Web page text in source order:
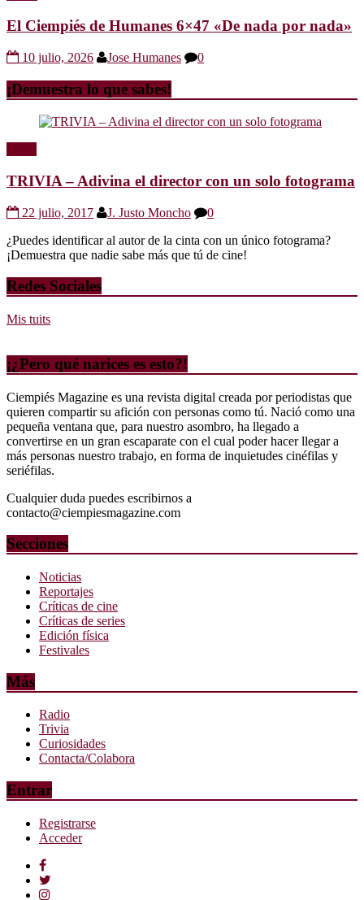
El Ciempiés de Humanes 6×47 «De nada por nada»
10 julio, 2026 Jose Humanes 0
¡Demuestra lo que sabes!
TRIVIA – Adivina el director con un solo fotograma
22 julio, 2017 J. Justo Moncho
0
¿Puedes identificar al autor de la cinta con un único fotograma?
¡Demuestra que nadie sabe más que tú de cine!
Redes Sociales
Mis tuits
¡¿Pero qué narices es esto?!
Ciempiés Magazine es una revista digital creada por periodistas que
quieren compartir su afición con personas como tú. Nació como una
pequeña ventana que, para nuestro asombro, ha llegado a
convertirse en un gran escaparate con el cual poder hacer llegar a
más personas nuestro trabajo, en forma de inquietudes cinéfilas y
seriéfilas.
Cualquier duda puedes escribirnos a
contacto@ciempiesmagazine.com
Secciones
Noticias
Reportajes
Críticas de cine
Críticas de series
Edición física
Festivales
Más
Radio
Trivia
Curiosidades
Contacta/Colabora
Entrar
Registrarse
Acceder